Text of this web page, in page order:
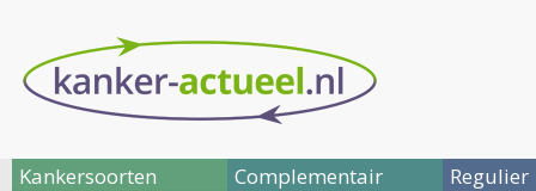
Kankersoorten Complementair Regulier